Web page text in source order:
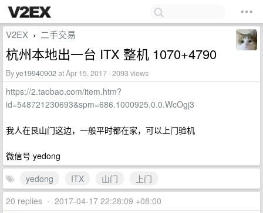
V2EX › 二手交易
杭州本地出一台 ITX 整机 1070+4790
Byye19940902at Apr 15, 2017 · 2093 views
https://2.taobao.com/item.htm?
id=548721230693&spm=686.1000925.0.0.WcOgj3
我人在艮山门这边，一般平时都在家，可以上门验机
微信号 yedong
yedong
ITX 山门
上门
20 replies • 2017-04-17 22:28:09 +08:00